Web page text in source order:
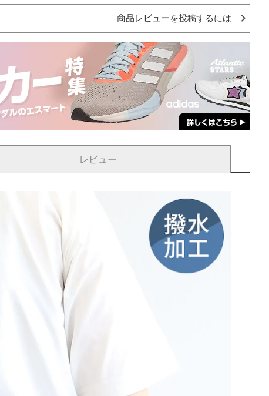
商品レビューを投稿するには
レビュー